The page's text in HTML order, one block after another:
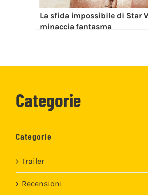
La sfida impossibile di Star
minaccia fantasma
Categorie
Categorie
Trailer
Recensioni